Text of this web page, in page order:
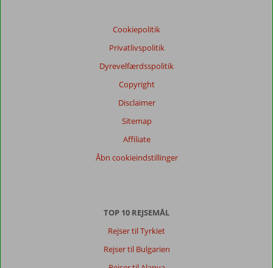
Cookiepolitik
Privatlivspolitik
Dyrevelfærdsspolitik
Copyright
Disclaimer
Sitemap
Affiliate
Åbn cookieindstillinger
TOP 10 REJSEMÅL
Rejser til Tyrkiet
Rejser til Bulgarien